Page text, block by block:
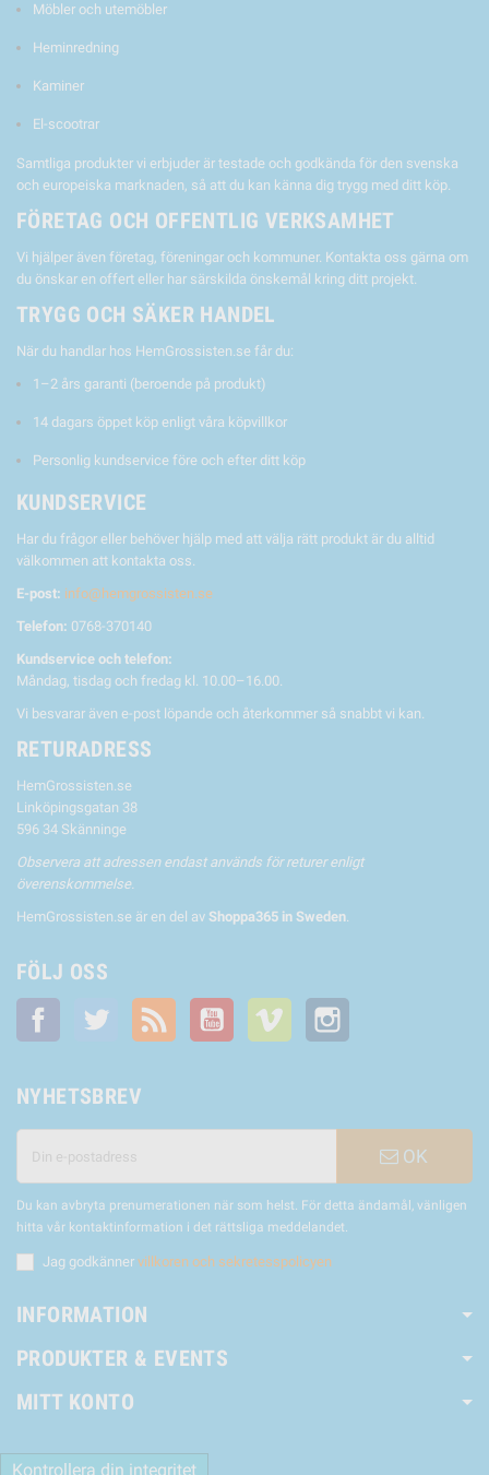
Möbler och utemöbler
Heminredning
Kaminer
El-scootrar
Samtliga produkter vi erbjuder är testade och godkända för den svenska
och europeiska marknaden, så att du kan känna dig trygg med ditt köp.
FÖRETAG OCH OFFENTLIG VERKSAMHET
Vi hjälper även företag, föreningar och kommuner. Kontakta oss gärna om
du önskar en offert eller har särskilda önskemål kring ditt projekt.
TRYGG OCH SÄKER HANDEL
När du handlar hos HemGrossisten.se får du:
1–2 års garanti (beroende på produkt)
14 dagars öppet köp enligt våra köpvillkor
Personlig kundservice före och efter ditt köp
KUNDSERVICE
Har du frågor eller behöver hjälp med att välja rätt produkt är du alltid
välkommen att kontakta oss.
E-post: info@hemgrossisten.se
Telefon: 0768-370140
Kundservice och telefon:
Måndag, tisdag och fredag kl. 10.00–16.00.
Vi besvarar även e-post löpande och återkommer så snabbt vi kan.
RETURADRESS
HemGrossisten.se
Linköpingsgatan 38
596 34 Skänninge
Observera att adressen endast används för returer enligt
överenskommelse.
HemGrossisten.se är en del av Shoppa365 in Sweden.
FÖLJ OSS
Facebook Twitter RSS YouTube Vimeo
NYHETSBREV
OK
Du kan avbryta prenumerationen när som helst. För detta ändamål, vänligen
hitta vår kontaktinformation i det rättsliga meddelandet.
Jag godkänner villkoren och sekretesspolicyen
INFORMATION
PRODUKTER & EVENTS
MITT KONTO
Kontrollera din integritet